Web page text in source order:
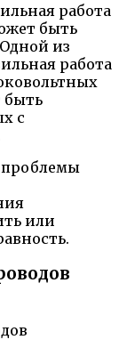
работа
быть
из
работа
быть
с
или